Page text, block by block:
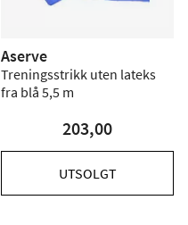
Aserve
Treningsstrikk uten lateks
fra blå 5,5 m
203,00
UTSOLGT